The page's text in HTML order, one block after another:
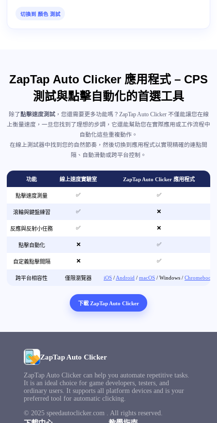
切換到 顏色 測試
ZapTap Auto Clicker 應用程式 – CPS
測試與點擊自動化的首選工具
除了點擊速度測試，您還需要更多功能嗎？ZapTap Auto Clicker 不僅能讓您在線
上衡量速度，一旦您找到了理想的步調，它還能幫助您在實際應用或工作流程中
自動化這些重複動作。
在線上測試器中找到您的自然節奏，然後切換到應用程式以實現精確的連點間
隔、自動滑動或跨平台控制。
功能 線上速度實驗室 ZapTap Auto Clicker 應用程式
點擊速度測量 ✅ ✅
滾輪與鍵盤練習 ✅ ❌
反應與反射小任務 ✅ ❌
點擊自動化 ❌ ✅
自定義點擊間隔 ❌ ✅
跨平台相容性 僅限瀏覽器 iOS /Android / macOS / Windows / Chromebook
下載 ZapTap Auto Clicker
ZapTap Auto Clicker
ZapTap Auto Clicker can help you automate repetitive tasks.
It is an ideal choice for game developers, testers, and
ordinary users. It supports all platform devices and is your
preferred tool for automatic clicking.
© 2025 speedautoclicker.com . All rights reserved.